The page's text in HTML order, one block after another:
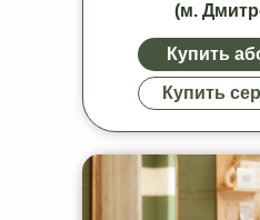
Купить
Купить
(м.